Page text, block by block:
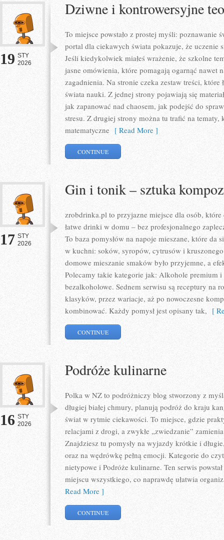
19 STY
2026
Dziwne i kontrowersyjne
To miejsce powstało z prostej myśli: poznawanie
portal dla ciekawych świata pokazuje, że uczenie
Jeśli kiedykolwiek miałeś wrażenie, że szkolne
jasne omówienia, które pomagają ogarnąć nawet
zagadnienia. Na stronie czeka zestaw treści, które
świata nauki. Z jednej strony pojawiają się
jak zapanować nad chaosem, jak podejść do
stresu. Z drugiej strony można tu trafić na
matematyczne [ Read More ]
CONTINUE
17 STY
2026
Gin i tonik – sztuka
zrobdrinka.pl to przyjazne miejsce dla osób,
łatwe drinki w domu – bez profesjonalnego
To baza pomysłów na napoje mieszane, które da
w kuchni: soków, syropów, cytrusów i
domowe mieszanie smaków było przyjemne, a
Polecamy takie kategorie jak: Alkohole premium
bezalkoholowe. Sednem serwisu są receptury na
klasyków, przez wariacje, aż po nowoczesne
kombinować. Każdy pomysł jest opisany tak, [
CONTINUE
16 STY
2026
Podróże kulinarne
Polka w NZ to podróżniczy blog stworzony z
długiej białej chmury, planują podróż do kraju
świat w rytmie ciekawości. To miejsce, gdzie
relacjami z drogi, a zwykłe „zwiedzanie”
Znajdziesz tu pomysły na wyjazdy krótkie i
oraz na wędrówkę pełną emocji. Kategorie do
nietypowe i Podróże kulinarne. Ten serwis
miejscu wszystkiego, co naprawdę ułatwia
Read More ]
CONTINUE